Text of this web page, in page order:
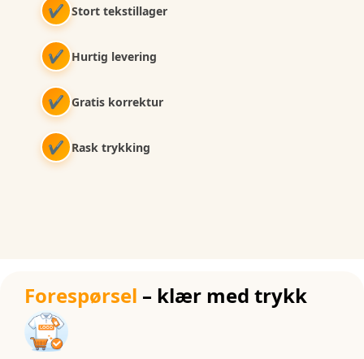
✔ Stort tekstillager
✔ Hurtig levering
✔ Gratis korrektur
✔ Rask trykking
Forespørsel – klær med trykk